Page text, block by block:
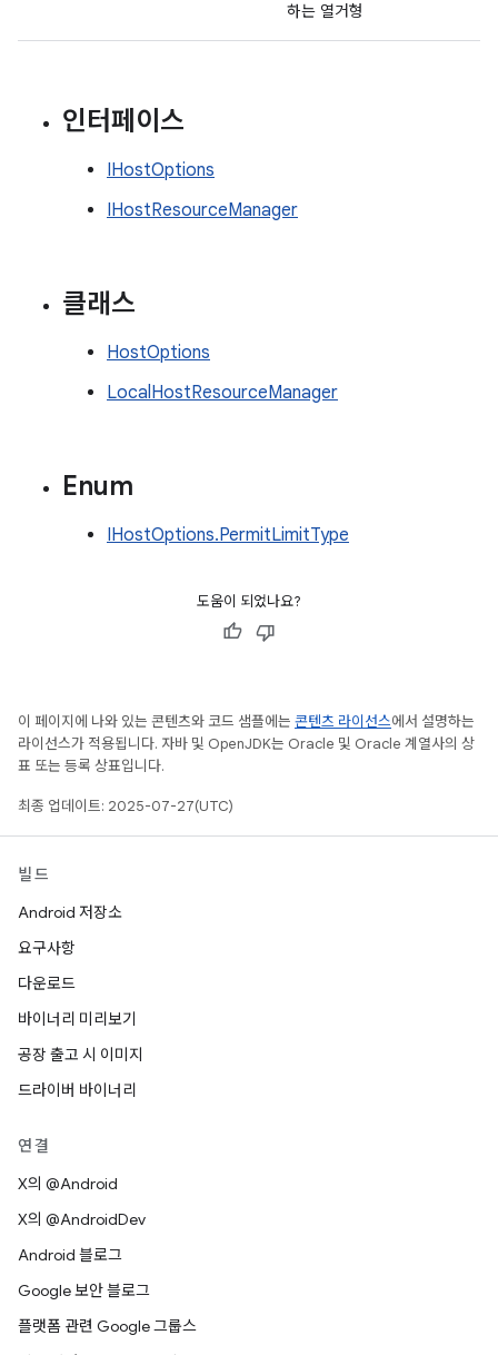
하는 열거형
인터페이스
IHostOptions
IHostResourceManager
클래스
HostOptions
LocalHostResourceManager
Enum
IHostOptions.PermitLimitType
도움이 되었나요?
이 페이지에 나와 있는 콘텐츠와 코드 샘플에는 콘텐츠 라이선스에서 설명하는
라이선스가 적용됩니다. 자바 및 OpenJDK는 Oracle 및 Oracle 계열사의 상
표 또는 등록 상표입니다.
최종 업데이트: 2025-07-27(UTC)
빌드
Android 저장소
요구사항
다운로드
바이너리 미리보기
공장 출고 시 이미지
드라이버 바이너리
연결
X의 @Android
X의 @AndroidDev
Android 블로그
Google 보안 블로그
플랫폼 관련 Google 그룹스